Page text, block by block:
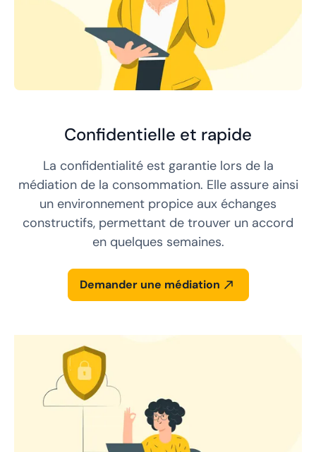
Confidentielle et rapide
La confidentialité est garantie lors de la
médiation de la consommation. Elle assure ainsi
un environnement propice aux échanges
constructifs, permettant de trouver un accord
en quelques semaines.
Demander une médiation